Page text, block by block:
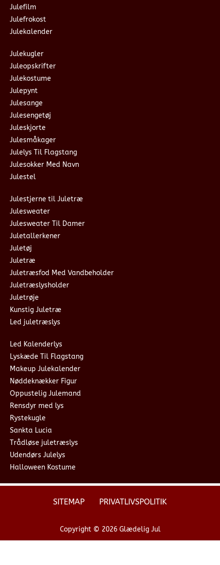
Julefilm
Julefrokost
Julekalender
Julekugler
Juleopskrifter
Julekostume
Julepynt
Julesange
Julesengetøj
Juleskjorte
Julesmåkager
Julelys Til Flagstang
Julesokker Med Navn
Julestel
Julestjerne til Juletræ
Julesweater
Julesweater Til Damer
Juletallerkener
Juletøj
Juletræ
Juletræsfod Med Vandbeholder
Juletræslysholder
Juletrøje
Kunstig Juletræ
Led juletræslys
Led Kalenderlys
Lyskæde Til Flagstang
Makeup Julekalender
Nøddeknækker Figur
Oppustelig Julemand
Rensdyr med lys
Rystekugle
Sankta Lucia
Trådløse juletræslys
Udendørs Julelys
Halloween Kostume
SITEMAP PRIVATLIVSPOLITIK
Copyright © 2026 Glædelig Jul